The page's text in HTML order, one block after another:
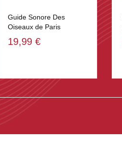
Guide Sonore Des
Oiseaux de Paris
19,99 €